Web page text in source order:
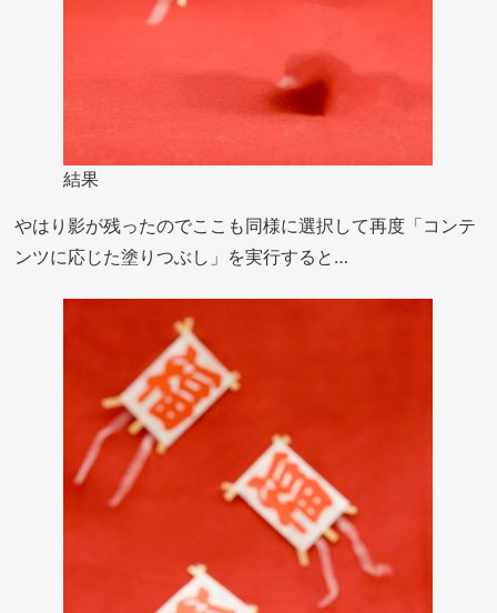
結果
やはり影が残ったのでここも同様に選択して再度「コンテ
ンツに応じた塗りつぶし」を実行すると…